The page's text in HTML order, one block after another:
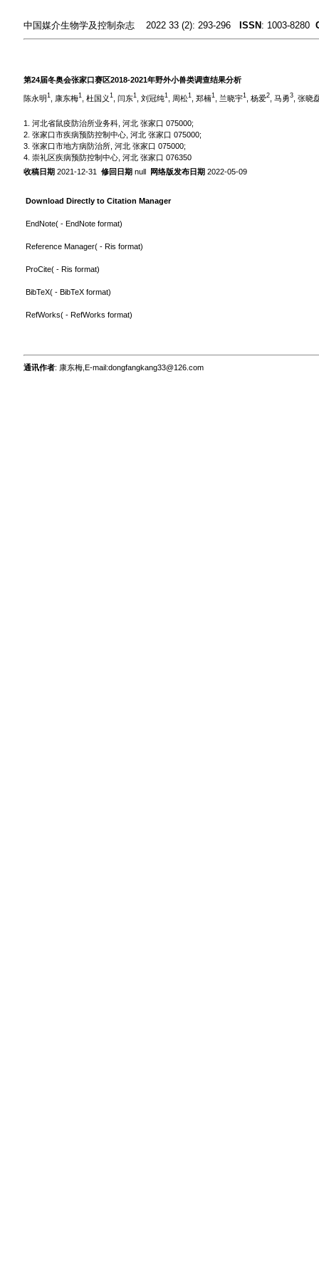
中国媒介生物学及控制杂志 2022 33 (2): 293-296 ISSN : 1003-8280
第24届冬奥会张家口赛区2018-2021年野外小兽类调查结果分析
陈永明1, 康东梅1, 杜国义 1, 闫东1, 刘冠纯1, 周松1, 郑楠1, 兰晓宇1, 杨爱2, 马勇3, 张晓
1. 河北省鼠疫防治所业务科, 河北 张家口 075000;
2. 张家口市疾病预防控制中心, 河北 张家口 075000;
3. 张家口市地方病防治所, 河北 张家口 075000;
4. 崇礼区疾病预防控制中心, 河北 张家口 076350
收稿日期2021-12-31 修回日期null 网络版发布日期2022-05-09
Download Directly to Citation Manager
EndNote( - EndNote format)
Reference Manager( - Ris format)
ProCite( - Ris format)
BibTeX( - BibTeX format)
RefWorks( - RefWorks format)
通讯作者: 康东梅,E-mail:dongfangkang33@126.com